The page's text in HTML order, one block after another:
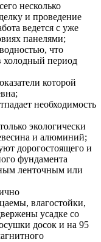
несколько
и проведение
ведется с уже
панелями;
что
холодный период
которой
необходимость
экологически
и алюминий;
дорогостоящего и
фундамента
ленточным или
влагостойки,
усадке со
досок и на 95